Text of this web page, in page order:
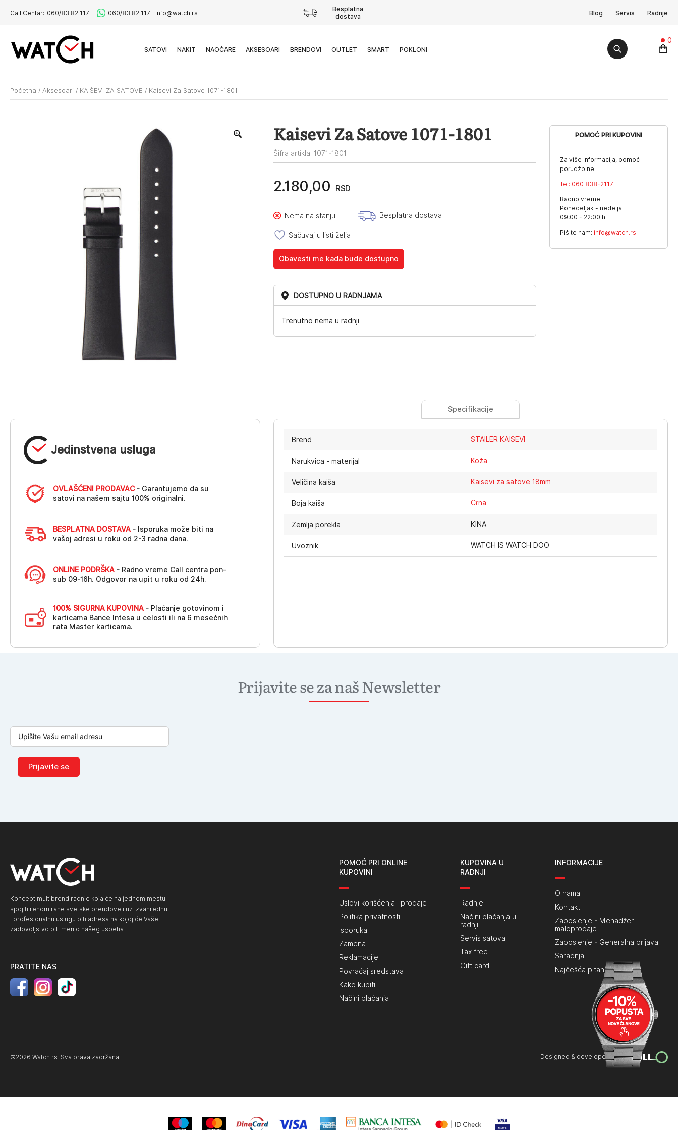
Call Centar: 060/83 82 117 060/83 82 117 info@watch.rs
Besplatna
dostava
Blog Servis Radnje
SATOVI NAKIT NAOČARE AKSESOARI BRENDOVI OUTLET SMART POKLONI
0
Početna / Aksesoari / KAIŠEVI ZA SATOVE / Kaisevi Za Satove 1071-1801
Kaisevi Za Satove 1071-1801
Šifra artikla: 1071-1801
2.180,00 RSD
Nema na stanju Besplatna dostava
Sačuvaj u listi želja
Obavesti me kada bude dostupno
DOSTUPNO U RADNJAMA
Trenutno nema u radnji
POMOĆ PRI KUPOVINI
Za više informacija, pomoć i
porudžbine.
Tel: 060 838-2117
Radno vreme:
Ponedeljak - nedelja
09:00 - 22:00 h
Pišite nam: info@watch.rs
Jedinstvena usluga
OVLAŠĆENI PRODAVAC- Garantujemo da su
satovi na našem sajtu 100% originalni.
BESPLATNA DOSTAVA - Isporuka može biti na
vašoj adresi u roku od 2-3 radna dana.
ONLINE PODRŠKA - Radno vreme Call centra pon-
sub 09-16h. Odgovor na upit u roku od 24h.
100% SIGURNA KUPOVINA - Plaćanje gotovinom i
karticama Bance Intesa u celosti ili na 6 mesečnih
rata Master karticama.
Specifikacije
Brend STAILER KAISEVI
Narukvica - materijal Koža
Veličina kaiša Kaisevi za satove 18mm
Boja kaiša Crna
Zemlja porekla KINA
Uvoznik WATCH IS WATCH DOO
Prijavite se za naš Newsletter
Prijavite se
Koncept multibrend radnje koja će na jednom mestu
spojiti renomirane svetske brendove i uz izvanrednu
i profesionalnu uslugu biti adresa na kojoj će Vaše
zadovoljstvo biti merilo našeg uspeha.
PRATITE NAS
POMOĆ PRI ONLINE
KUPOVINI
Uslovi korišćenja i prodaje
Politika privatnosti
Isporuka
Zamena
Reklamacije
Povraćaj sredstava
Kako kupiti
Načini plaćanja
KUPOVINA U
RADNJI
Radnje
Načini plaćanja u
radnji
Servis satova
Tax free
Gift card
INFORMACIJE
O nama
Kontakt
Zaposlenje - Menadžer
maloprodaje
Zaposlenje - Generalna prijava
Saradnja
Najčešća pitanja
©2026 Watch.rs. Sva prava zadržana. Designed & developed by: